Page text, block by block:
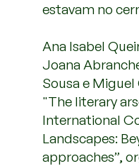
estavam no
Ana Isabel
Joana
Sousa e
"The literary
International
Landscapes:
approaches”,